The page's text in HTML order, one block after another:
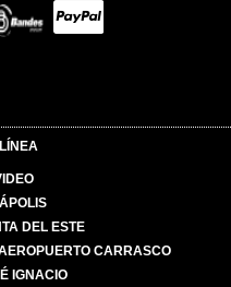
DEL ESTE
CARRASCO
IGNACIO